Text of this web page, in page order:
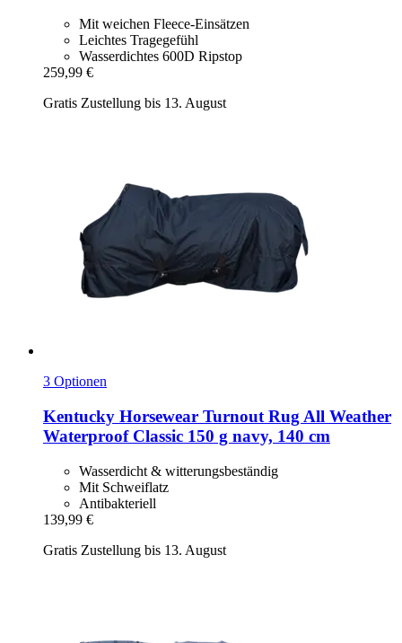
Mit weichen Fleece-Einsätzen
Leichtes Tragegefühl
Wasserdichtes 600D Ripstop
259,99 €
Gratis Zustellung bis 13. August
3 Optionen
Kentucky Horsewear Turnout Rug All Weather
Waterproof Classic 150 g navy, 140 cm
Wasserdicht & witterungsbeständig
Mit Schweiflatz
Antibakteriell
139,99 €
Gratis Zustellung bis 13. August